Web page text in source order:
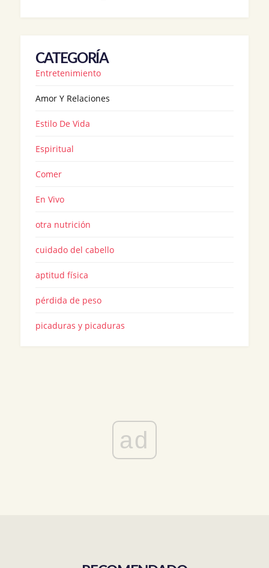
CATEGORÍA
Entretenimiento
Amor Y Relaciones
Estilo De Vida
Espiritual
Comer
En Vivo
otra nutrición
cuidado del cabello
aptitud física
pérdida de peso
picaduras y picaduras
ad